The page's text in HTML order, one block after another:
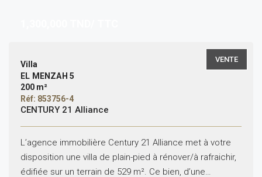
VENTE
Villa
EL MENZAH 5
200 m²
Réf: 853756-4
CENTURY 21 Alliance
L’agence immobilière Century 21 Alliance met à votre
disposition une villa de plain-pied à rénover/à rafraichir,
édifiée sur un terrain de 529 m². Ce bien, d’une